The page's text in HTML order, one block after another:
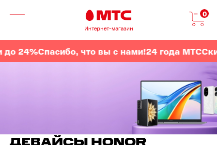
Интернет-магазин
0
24%Спасибо, что вы с нами!24 года МТС
ДЕВАЙСЫ HONOR